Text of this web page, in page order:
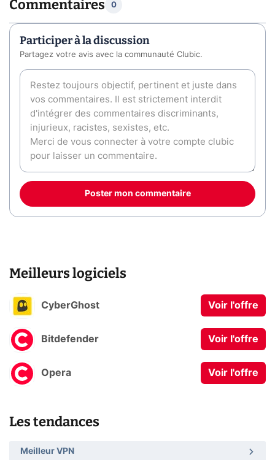
Commentaires 0
Participer à la discussion
Partagez votre avis avec la communauté Clubic.
Poster mon commentaire
Meilleurs logiciels
CyberGhost Voir l'offre
Bitdefender Voir l'offre
Opera Voir l'offre
Les tendances
Meilleur VPN